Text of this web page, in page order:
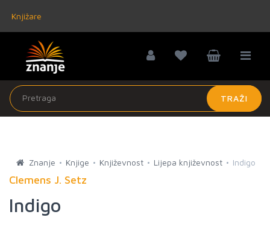
Knjižare
TRAŽI
Znanje Knjige Književnost Lijepa književnost Indigo
Clemens J. Setz
Indigo